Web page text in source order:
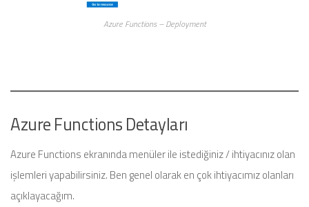
Azure Functions – Deployment
Azure Functions Detayları
Azure Functions ekranında menüler ile istediğiniz / ihtiyacınız olan
işlemleri yapabilirsiniz. Ben genel olarak en çok ihtiyacımız olanları
açıklayacağım.